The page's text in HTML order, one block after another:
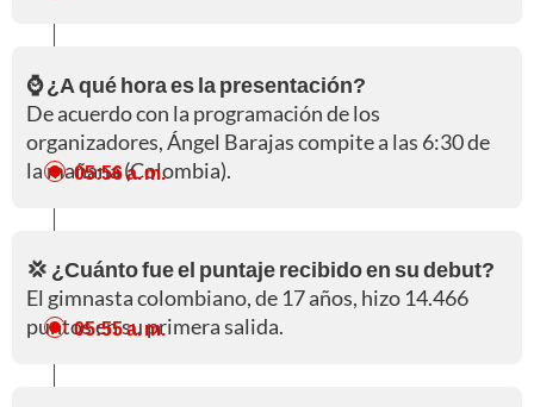
⌚ ¿A qué hora es la presentación?
De acuerdo con la programación de los
organizadores, Ángel Barajas compite a las 6:30 de
la mañana (Colombia).
05:56 a. m.
💢 ¿Cuánto fue el puntaje recibido en su debut?
El gimnasta colombiano, de 17 años, hizo 14.466
puntos en su primera salida.
05:55 a. m.